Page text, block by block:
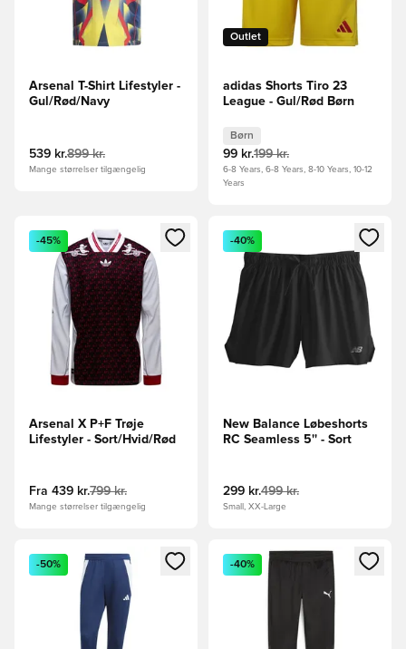
Arsenal T-Shirt Lifestyler -
Gul/Rød/Navy
539 kr.899 kr.
Mange størrelser tilgængelig
Outlet
adidas Shorts Tiro 23
League - Gul/Rød Børn
Børn
99 kr.199 kr.
6-8 Years, 6-8 Years, 8-10 Years, 10-12
Years
Åbner en Modal til at logge ind eller tilmelde dig som
-45%
Arsenal X P+F Trøje
Lifestyler - Sort/Hvid/Rød
Fra 439 kr.799 kr.
Mange størrelser tilgængelig
Åbner en Modal til at logge
-40%
New Balance Løbeshorts
RC Seamless 5'' - Sort
299 kr.499 kr.
Small, XX-Large
Åbner en Modal til at logge ind eller tilmelde dig som
-50%
Åbner en Modal til at logge
-40%